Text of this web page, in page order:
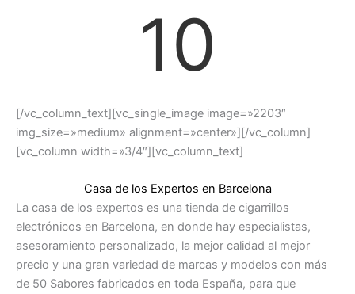
10
[/vc_column_text][vc_single_image image=»2203″
img_size=»medium» alignment=»center»][/vc_column]
[vc_column width=»3/4″][vc_column_text]
Casa de los Expertos en Barcelona
La casa de los expertos es una tienda de cigarrillos
electrónicos en Barcelona, en donde hay especialistas,
asesoramiento personalizado, la mejor calidad al mejor
precio y una gran variedad de marcas y modelos con más
de 50 Sabores fabricados en toda España, para que